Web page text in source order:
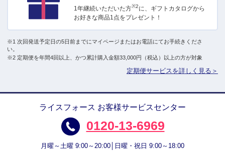
1年継続いただいた方※2に、ギフトカタログから
お好きな商品1点をプレゼント！
※1 次回発送予定日の5日前までにマイページまたはお電話にてお手続きくださ
い。
※2 定期便を年間4回以上、かつ累計購入金額33,000円（税込）以上の方が対象
定期便サービスを詳しく見る＞
ライスフォース お客様サービスセンター
0120-13-6969
月曜～土曜 9:00～20:00│日曜・祝日 9:00～18:00